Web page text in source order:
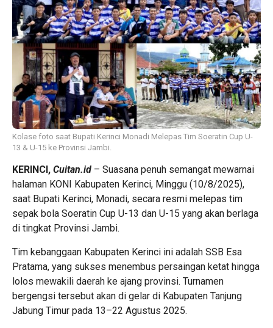
Kolase foto saat Bupati Kerinci Monadi Melepas Tim Soeratin Cup U-
13 & U-15 ke Provinsi Jambi.
KERINCI, Cuitan.id – Suasana penuh semangat mewarnai
halaman KONI Kabupaten Kerinci, Minggu (10/8/2025),
saat Bupati Kerinci, Monadi, secara resmi melepas tim
sepak bola Soeratin Cup U-13 dan U-15 yang akan berlaga
di tingkat Provinsi Jambi.
Tim kebanggaan Kabupaten Kerinci ini adalah SSB Esa
Pratama, yang sukses menembus persaingan ketat hingga
lolos mewakili daerah ke ajang provinsi. Turnamen
bergengsi tersebut akan di gelar di Kabupaten Tanjung
Jabung Timur pada 13–22 Agustus 2025.